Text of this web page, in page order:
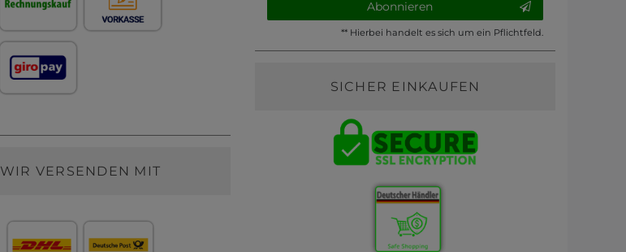
WIR VERSENDEN MIT
Abonnieren
** Hierbei handelt es sich um ein Pflichtfeld.
SICHER EINKAUFEN